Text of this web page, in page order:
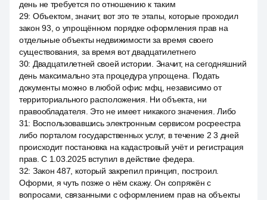
день не требуется по отношению к таким
29: Объектом, значит, вот это те этапы, которые проходил
закон 93, о упрощённом порядке оформления прав на
отдельные объекты недвижимости за время своего
существования, за время вот двадцатилетнего
30: Двадцатилетней своей истории. Значит, на сегодняшний
день максимально эта процедура упрощена. Подать
документы можно в любой офис мфц, независимо от
территориального расположения. Ни объекта, ни
правообладателя. Это не имеет никакого значения. Либо
31: Воспользовавшись электронным сервисом росреестра
либо порталом государственных услуг, в течение 2 3 дней
происходит постановка на кадастровый учёт и регистрация
прав. С 1.03.2025 вступил в действие федера.
32: Закон 487, который закрепил принцип, построил.
Оформи, я чуть позже о нём скажу. Он сопряжён с
вопросами, связанными с оформлением прав на объекты